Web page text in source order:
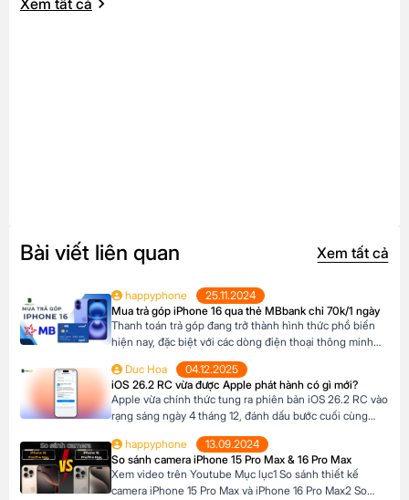
Bài viết liên quan Xem tất cả
happyphone
25.11.2024
Mua trả góp iPhone 16 qua thẻ MBbank chỉ 70k/1 ngày
Thanh toán trả góp đang trở thành hình thức phổ biến
hiện nay, đặc biệt với các dòng điện thoại thông minh
cao cấp như iPhone 16, khi mức giá khá cao vượt ngoài
khả năng tài chính tức thời của nhiều người Tại Happy
Phone, khách hàng có thể lựa chọn chương trình trả […]
Duc Hoa
04.12.2025
iOS 26.2 RC vừa được Apple phát hành có gì mới?
Apple vừa chính thức tung ra phiên bản iOS 26.2 RC vào
rạng sáng ngày 4 tháng 12, đánh dấu bước cuối cùng
Phiên bản này mang đến một số cải tiến thú vị, tập trung
vào việc nâng cao trải nghiệm người dùng […]
happyphone
13.09.2024
So sánh camera iPhone 15 Pro Max & 16 Pro Max
Xem video trên Youtube Mục lục1 So sánh thiết kế
camera iPhone 15 Pro Max và iPhone 16 Pro Max2 So